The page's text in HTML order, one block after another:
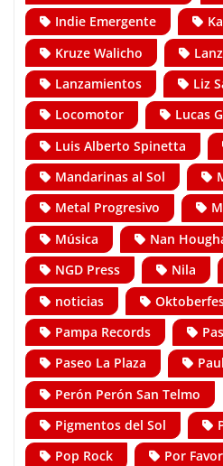
Indie Emergente
Kruze Walicho
Lanzamientos
Liz
Locomotor
Lucas
Luis Alberto Spinetta
Mandarinas al Sol
Metal Progresivo
Música
Nan
NGD Press
Nila
noticias
Pampa Records
Paseo La Plaza
Perón Perón San Telmo
Pigmentos del Sol
Pop Rock
Por Favor